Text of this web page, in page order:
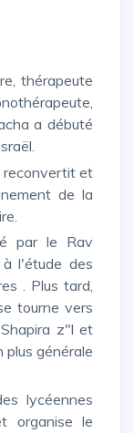
a débuté
de la
l'étude des
. Plus tard,
tourne vers
z"l et
plus générale
organise le